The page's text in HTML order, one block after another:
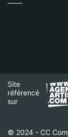
Site
référencé
sur
© 2024 - CC